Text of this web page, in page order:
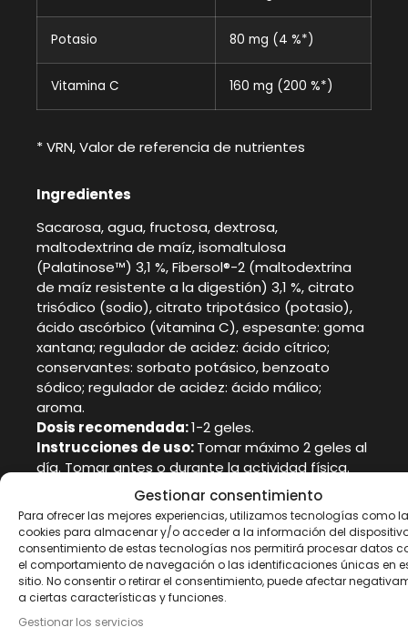
Gestionar consentimiento
Para ofrecer las mejores experiencias, utilizamos tecnologías como
cookies para almacenar y/o acceder a la información del
consentimiento de estas tecnologías nos permitirá procesar datos
el comportamiento de navegación o las identificaciones únicas en
sitio. No consentir o retirar el consentimiento, puede afectar
a ciertas características y funciones.
Gestionar los servicios
Potasio 80 mg (4 %*)
Vitamina C 160 mg (200 %*)
* VRN, Valor de referencia de nutrientes
Ingredientes
Sacarosa, agua, fructosa, dextrosa,
maltodextrina de maíz, isomaltulosa
(Palatinose™) 3,1 %, Fibersol®-2 (maltodextrina
de maíz resistente a la digestión) 3,1 %, citrato
trisódico (sodio), citrato tripotásico (potasio),
ácido ascórbico (vitamina C), espesante: goma
xantana; regulador de acidez: ácido cítrico;
conservantes: sorbato potásico, benzoato
sódico; regulador de acidez: ácido málico;
aroma.
Dosis recomendada:1-2 geles.
Instrucciones de uso:Tomar máximo 2 geles al
día. Tomar antes o durante la actividad física.
Advertencias
No utilice este producto si está embarazada o
en período de lactancia. El producto no está
indicado para niños de cualquier edad. Mantener
fuera del alcance de los niños más pequeños.